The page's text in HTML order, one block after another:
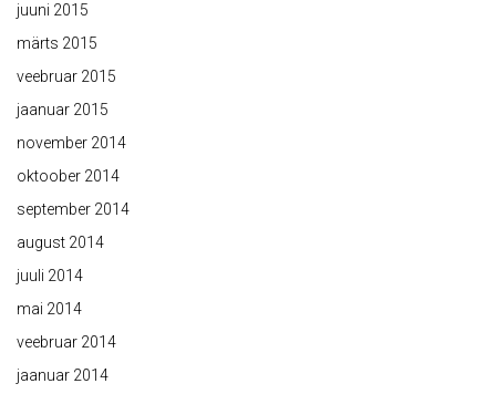
juuni 2015
märts 2015
veebruar 2015
jaanuar 2015
november 2014
oktoober 2014
september 2014
august 2014
juuli 2014
mai 2014
veebruar 2014
jaanuar 2014